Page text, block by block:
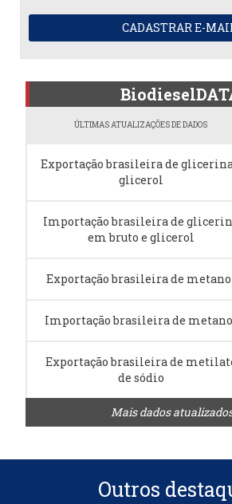
CADASTRAR E-
ÚLTIMAS ATUALIZAÇÕES DE DADOS
Exportação brasileira de
glicerol
Importação brasileira de
em bruto e glicerol
Exportação brasileira de
Importação brasileira de
Exportação brasileira de
de sódio
Mais dados
Outros